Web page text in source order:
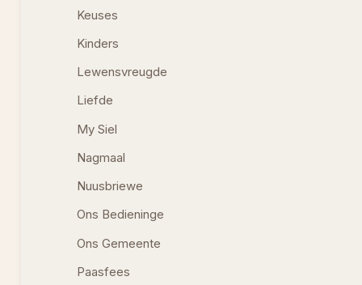
Keuses
Kinders
Lewensvreugde
Liefde
My Siel
Nagmaal
Nuusbriewe
Ons Bedieninge
Ons Gemeente
Paasfees